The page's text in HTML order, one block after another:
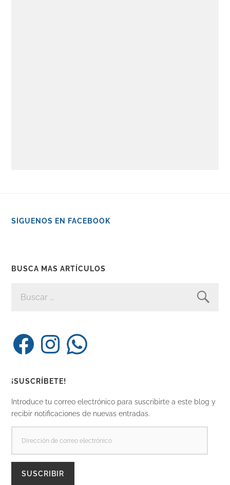
SÍGUENOS EN FACEBOOK
BUSCA MAS ARTÍCULOS
FacebookInstagramWhatsApp
¡SUSCRÍBETE!
Introduce tu correo electrónico para suscribirte a este blog y
recibir notificaciones de nuevas entradas.
CORREO
SUSCRIBIR